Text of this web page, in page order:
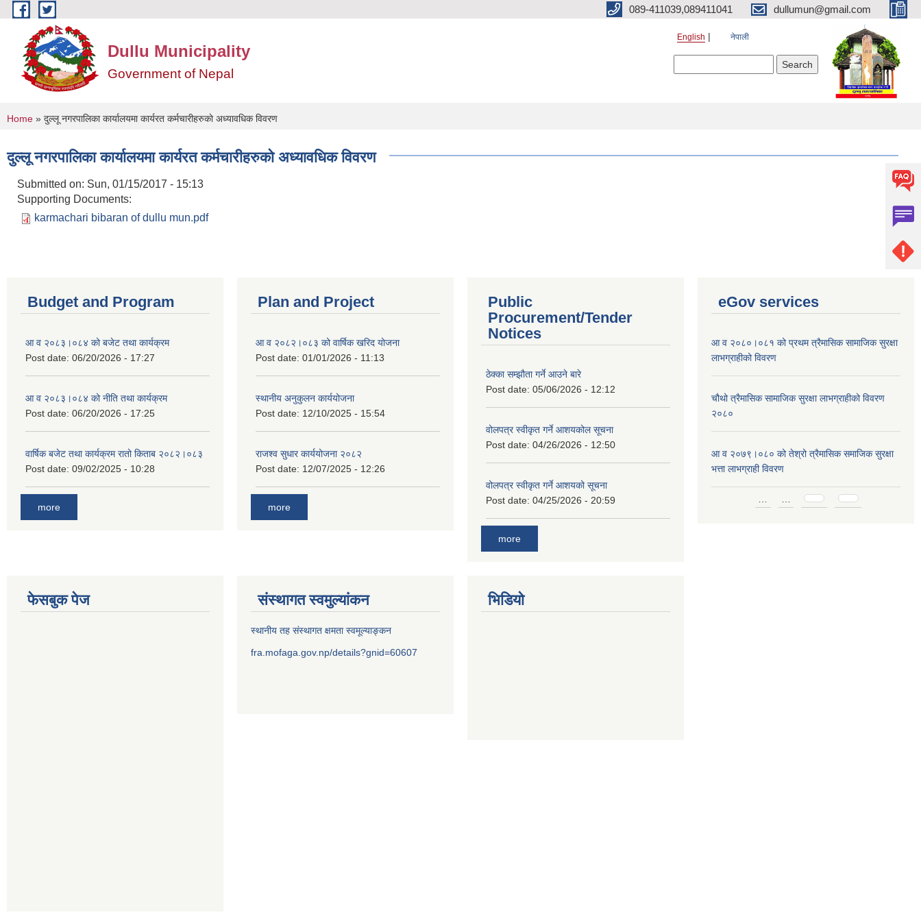
Skip to main content 089-411039,089411041 dullumun@gmail.com
Dullu Municipality
Government of Nepal
English नेपाली
You are here
Home » दुल्लू नगरपालिका कार्यालयमा कार्यरत कर्मचारीहरुकाे अध्यावधिक विवरण
दुल्लू नगरपालिका कार्यालयमा कार्यरत कर्मचारीहरुकाे अध्यावधिक विवरण
Submitted on: Sun, 01/15/2017 - 15:13
Supporting Documents:
karmachari bibaran of dullu mun.pdf
Budget and Program
आ व २०८३।०८४ को बजेट तथा कार्यक्रम
Post date: 06/20/2026 - 17:27
आ व २०८३।०८४ को नीति तथा कार्यक्रम
Post date: 06/20/2026 - 17:25
वार्षिक बजेट तथा कार्यक्रम रातो किताब २०८२।०८३
Post date: 09/02/2025 - 10:28
more
Plan and Project
आ व २०८२।०८३ को वार्षिक खरिद योजना
Post date: 01/01/2026 - 11:13
स्थानीय अनुकुलन कार्ययोजना
Post date: 12/10/2025 - 15:54
राजश्व सुधार कार्ययोजना २०८२
Post date: 12/07/2025 - 12:26
more
Public
Procurement/Tender
Notices
ठेक्का सम्झौता गर्ने आउने बारे
Post date: 05/06/2026 - 12:12
वोलपत्र स्वीकृत गर्ने आशयकोल सूचना
Post date: 04/26/2026 - 12:50
वोलपत्र स्वीकृत गर्ने आशयको सूचना
Post date: 04/25/2026 - 20:59
more
eGov services
आ व २०८०।०८१ को प्रथम त्रैमासिक सामाजिक सुरक्षा
लाभग्राहीको विवरण
चौथो त्रैमासिक सामाजिक सुरक्षा लाभग्राहीको विवरण
२०८०
आ व २०७९।०८० को तेश्रो त्रैमासिक समाजिक सुरक्षा
भत्ता लाभग्राही विवरण
Pages
फेसबुक पेज संस्थागत स्वमुल्यांकन
स्थानीय तह संस्थागत क्षमता स्वमूल्याङ्कन
fra.mofaga.gov.np/details?gnid=60607
भिडियो